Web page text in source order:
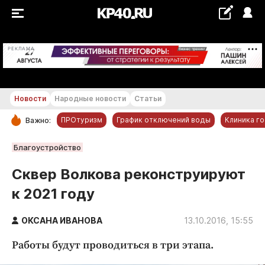
РЕКЛАМА +18...+19 °С
РУБРИКИ
Обнинск
Новости компаний
Статьи
Народные новости
Авто и транспорт
Благоустройство
Новости Народные новости Статьи
Важно: ПРОтуризм График отключений воды Клиника
Благоустройство
Сквер Волкова реконструируют
к 2021 году
ОКСАНА ИВАНОВА 13.10.2016, 15:55
Работы будут проводиться в три этапа.